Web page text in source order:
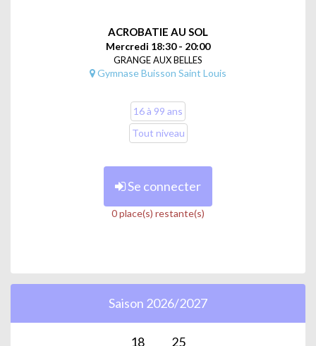
ACROBATIE AU SOL
Mercredi 18:30 - 20:00
GRANGE AUX BELLES
Gymnase Buisson Saint Louis
16 à 99 ans
Tout niveau
Se connecter
0 place(s) restante(s)
Saison 2026/2027
18
25